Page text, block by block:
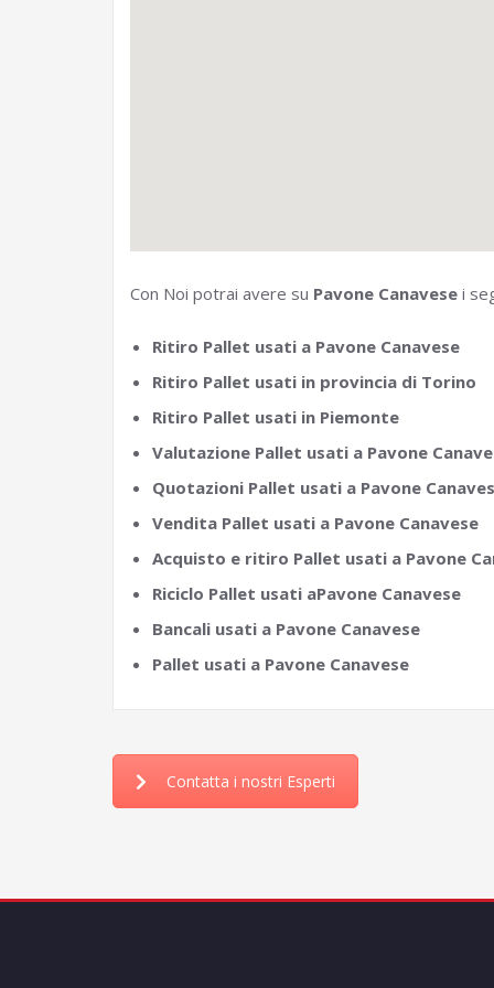
Con Noi potrai avere su Pavone Canavese i
Ritiro Pallet usati a Pavone Canavese
Ritiro Pallet usati in provincia di Torino
Ritiro Pallet usati in Piemonte
Valutazione Pallet usati a Pavone
Quotazioni Pallet usati a Pavone
Vendita Pallet usati a Pavone Canavese
Acquisto e ritiro Pallet usati a Pavone
Riciclo Pallet usati aPavone Canavese
Bancali usati a Pavone Canavese
Pallet usati a Pavone Canavese
Contatta i nostri Esperti